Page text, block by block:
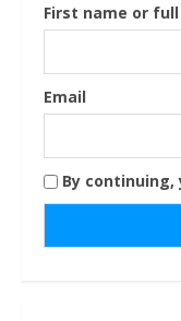
First name or
Email
By